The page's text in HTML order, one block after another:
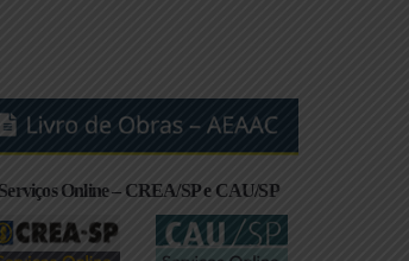
Serviços Online – CREA/SP e